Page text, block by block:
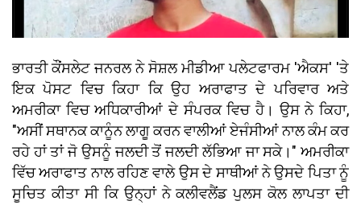
ਭਾਰਤੀ ਕੌਂਸਲੇਟ ਜਨਰਲ ਨੇ ਸੋਸ਼ਲ ਮੀਡੀਆ ਪਲੇਟਫਾਰਮ 'ਐਕਸ' 'ਤੇ
ਇਕ ਪੋਸਟ ਵਿਚ ਕਿਹਾ ਕਿ ਉਹ ਅਰਾਫਾਤ ਦੇ ਪਰਿਵਾਰ ਅਤੇ
ਅਮਰੀਕਾ ਵਿਚ ਅਧਿਕਾਰੀਆਂ ਦੇ ਸੰਪਰਕ ਵਿਚ ਹੈ। ਉਸ ਨੇ ਕਿਹਾ,
"ਅਸੀਂ ਸਥਾਨਕ ਕਾਨੂੰਨ ਲਾਗੂ ਕਰਨ ਵਾਲੀਆਂ ਏਜੰਸੀਆਂ ਨਾਲ ਕੰਮ ਕਰ
ਰਹੇ ਹਾਂ ਤਾਂ ਜੋ ਉਸਨੂੰ ਜਲਦੀ ਤੋਂ ਜਲਦੀ ਲੱਭਿਆ ਜਾ ਸਕੇ।" ਅਮਰੀਕਾ
ਵਿੱਚ ਅਰਾਫਾਤ ਨਾਲ ਰਹਿਣ ਵਾਲੇ ਉਸ ਦੇ ਸਾਥੀਆਂ ਨੇ ਉਸਦੇ ਪਿਤਾ ਨੂੰ
ਸੂਚਿਤ ਕੀਤਾ ਸੀ ਕਿ ਉਨ੍ਹਾਂ ਨੇ ਕਲੀਵਲੈਂਡ ਪੁਲਸ ਕੋਲ ਲਾਪਤਾ ਦੀ